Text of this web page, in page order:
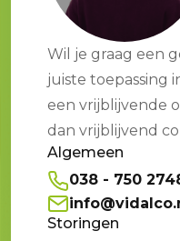
Wil je graag een
juiste toepassing
een vrijblijvende
dan vrijblijvend
Algemeen
038 - 750
Storingen